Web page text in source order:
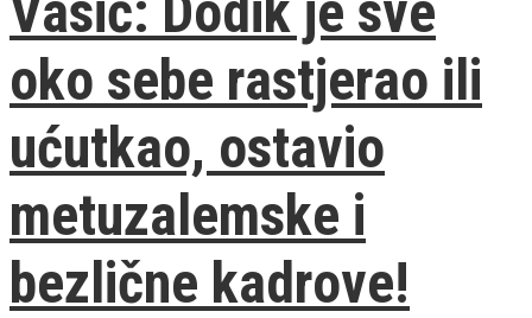
oko sebe rastjerao ili
ućutkao, ostavio
metuzalemske i
bezlične kadrove!